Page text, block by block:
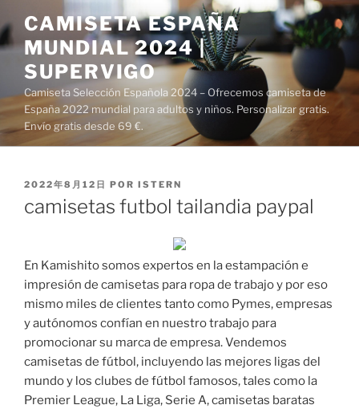
al
contenido
CAMISETA ESPAÑA
MUNDIAL 2024 |
SUPERVIGO
Camiseta Selección Española 2024 – Ofrecemos camiseta de
España 2022 mundial para adultos y niños. Personalizar gratis.
Envío gratis desde 69 €.
PUBLICADO
2022年8月12日 POR ISTERN
camisetas futbol tailandia paypal
En Kamishito somos expertos en la estampación e
impresión de camisetas para ropa de trabajo y por eso
mismo miles de clientes tanto como Pymes, empresas
y autónomos confían en nuestro trabajo para
promocionar su marca de empresa. Vendemos
camisetas de fútbol, incluyendo las mejores ligas del
mundo y los clubes de fútbol famosos, tales como la
Premier League, La Liga, Serie A, camisetas baratas